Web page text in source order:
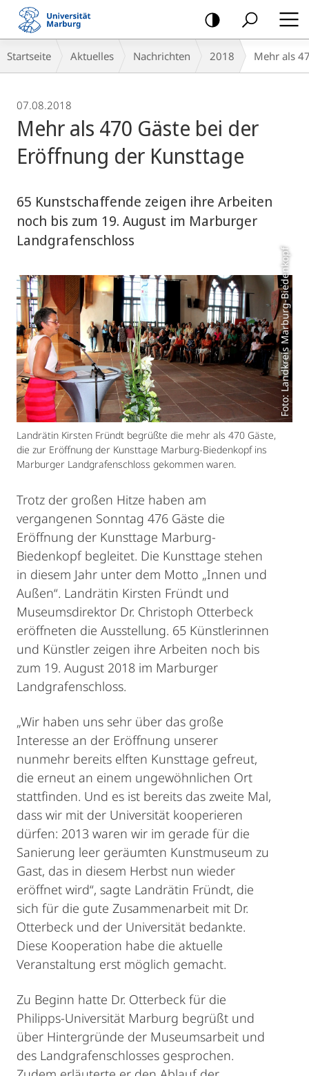
Mobile-
Navigation
Breadcrumb-
Navigation
Startseite Aktuelles Nachrichten 2018 Mehr als
07.08.2018
Mehr als 470 Gäste bei der
Eröffnung der Kunsttage
65 Kunstschaffende zeigen ihre Arbeiten
noch bis zum 19. August im Marburger
Landgrafenschloss
Foto: Landkreis Marburg-Biedenkopf
Landrätin Kirsten Fründt begrüßte die mehr als 470 Gäste,
die zur Eröffnung der Kunsttage Marburg-Biedenkopf ins
Marburger Landgrafenschloss gekommen waren.
Trotz der großen Hitze haben am
vergangenen Sonntag 476 Gäste die
Eröffnung der Kunsttage Marburg-
Biedenkopf begleitet. Die Kunsttage stehen
in diesem Jahr unter dem Motto „Innen und
Außen“. Landrätin Kirsten Fründt und
Museumsdirektor Dr. Christoph Otterbeck
eröffneten die Ausstellung. 65 Künstlerinnen
und Künstler zeigen ihre Arbeiten noch bis
zum 19. August 2018 im Marburger
Landgrafenschloss.
„Wir haben uns sehr über das große
Interesse an der Eröffnung unserer
nunmehr bereits elften Kunsttage gefreut,
die erneut an einem ungewöhnlichen Ort
stattfinden. Und es ist bereits das zweite Mal,
dass wir mit der Universität kooperieren
dürfen: 2013 waren wir im gerade für die
Sanierung leer geräumten Kunstmuseum zu
Gast, das in diesem Herbst nun wieder
eröffnet wird“, sagte Landrätin Fründt, die
sich für die gute Zusammenarbeit mit Dr.
Otterbeck und der Universität bedankte.
Diese Kooperation habe die aktuelle
Veranstaltung erst möglich gemacht.
Zu Beginn hatte Dr. Otterbeck für die
Philipps-Universität Marburg begrüßt und
über Hintergründe der Museumsarbeit und
des Landgrafenschlosses gesprochen.